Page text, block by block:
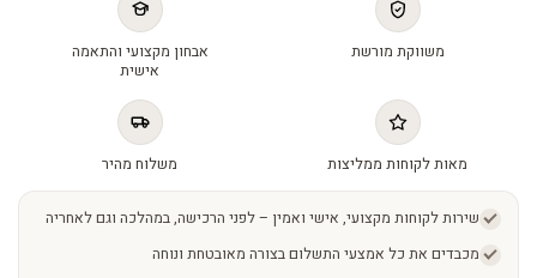
משווקת מורשת
אבחון מקצועי והתאמה
אישית
מאות לקוחות ממליצות משלוח מהיר
שירות לקוחות מקצועי, אישי ואמין – לפני הרכישה, במהלכה וגם לאחריה
מכבדים את כל אמצעי התשלום בצורה מאובטחת ונוחה